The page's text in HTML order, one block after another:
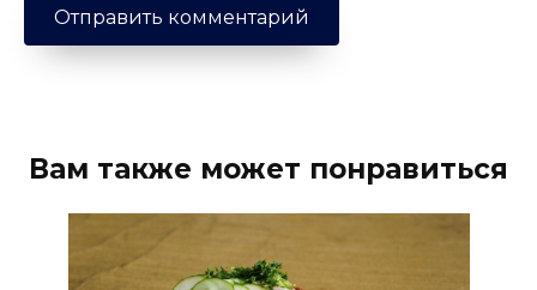
Вам также может понравиться